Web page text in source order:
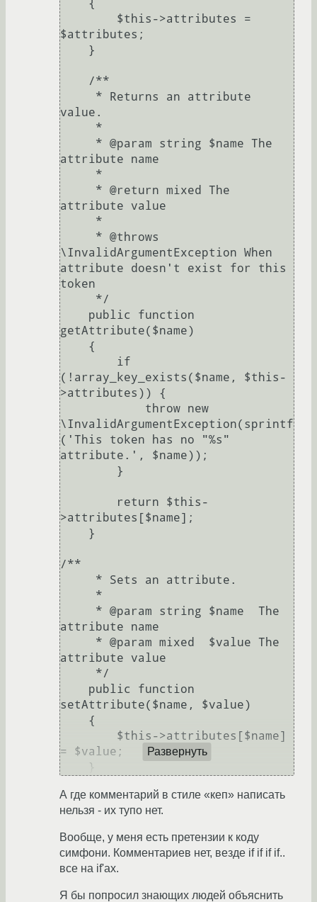
$attributes;
value.
attribute name
attribute value
\InvalidArgumentException When
attribute doesn't exist for this
token
getAttribute($name)
(!array_key_exists($name, $this-
>attributes)) {
\InvalidArgumentException(sprintf
('This token has no "%s"
attribute.', $name));
>attributes[$name];
/**
attribute name
attribute value
setAttribute($name, $value)
= $value;
Развернуть
А где комментарий в стиле «кеп» написать
нельзя - их тупо нет.
Вообще, у меня есть претензии к коду
симфони. Комментариев нет, везде if if if if..
все на if'ах.
Я бы попросил знающих людей объяснить